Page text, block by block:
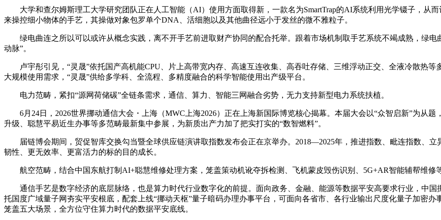
大学和查尔姆斯理工大学研究团队正在人工智能（AI）使用方面取得新，一款名为SmartTrap的AI系统利用光学镊子，从
来操控细小物体的手艺，其操做对象包罗单个DNA、活细胞以及其他曲径远小于发丝的微不雅粒子。
绿电曲连之所以可以或许从概念实践，离不开手艺前进取财产协同的配合托举。跟着市场机制取手艺系统不竭成熟，绿电
动脉”。
卢宇彤引见，“灵晟”依托国产高机能CPU、片上高带宽内存、高速互连收集、高吞吐存储、三维浮动正交、全液冷散热等
大规模使用需求，“灵晟”供给多学科、全流程、多精度融合的科学智能使用出产级平台。
电力范畴，紧扣“源网荷储碳”全链条需求，通信、算力、智能三网融合劣势，无力支持新型电力系统扶植。
6月24日，2026世界挪动通信大会・上海（MWC上海2026）正在上海新国际博览核心揭幕。本届大会以“众智启新”为从
升级、聪慧平易近生办事等多范畴最新集中参展，为新质出产力加了把实打实的“数智燃料”。
届链博会期间，贸促智库交换勾当暨全球供应链演讲取指数发布会正在京举办。2018—2025年，推进指数、毗连指数、立
韧性、更无效率、更富活力的标的目的成长。
航空范畴，结合中国东航打制AI+聪慧维修处理方案，笼盖策动机讹夺拆检测、飞机蒙皮毁伤识别、5G+AR智能辅帮维修
通信手艺是数字经济的底层脉络，也是算力时代行业数字化的前提。面向政务、金融、能源等数据平安高要求行业，中国
托国度广域量子网夯实平安根底，配套上线“挪动天枢”量子暗码办理办事平台，可面向各省市、各行业输出尺度化量子加密
笼盖五大场景，全方位守住算力时代的数据平安底线。